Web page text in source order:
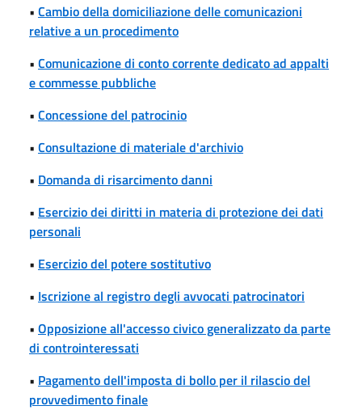
• Cambio della domiciliazione delle comunicazioni
relative a un procedimento
• Comunicazione di conto corrente dedicato ad appalti
e commesse pubbliche
• Concessione del patrocinio
• Consultazione di materiale d'archivio
• Domanda di risarcimento danni
• Esercizio dei diritti in materia di protezione dei dati
personali
• Esercizio del potere sostitutivo
• Iscrizione al registro degli avvocati patrocinatori
• Opposizione all'accesso civico generalizzato da parte
di controinteressati
• Pagamento dell'imposta di bollo per il rilascio del
provvedimento finale